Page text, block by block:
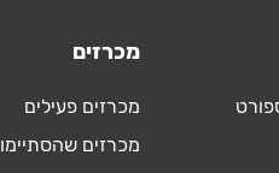
מכרזים
מכרזים פעילים
מכרזים שהסתיימו